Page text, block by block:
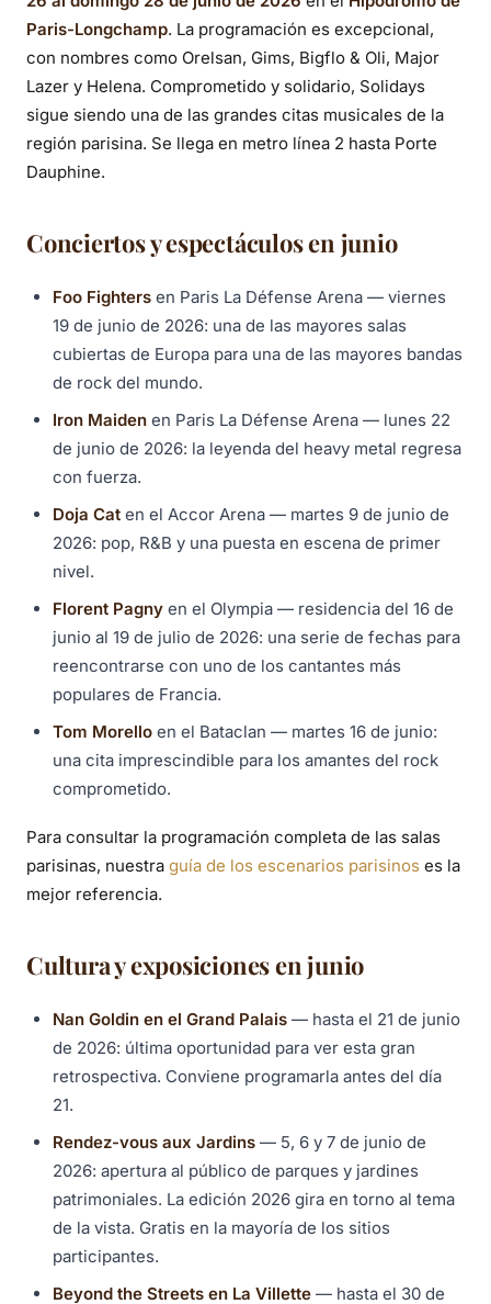
Paris-Longchamp. La programación es excepcional,
con nombres como Orelsan, Gims, Bigflo & Oli, Major
Lazer y Helena. Comprometido y solidario, Solidays
sigue siendo una de las grandes citas musicales de la
región parisina. Se llega en metro línea 2 hasta Porte
Dauphine.
Conciertos y espectáculos en junio
Foo Fighters en Paris La Défense Arena — viernes
19 de junio de 2026: una de las mayores salas
cubiertas de Europa para una de las mayores bandas
de rock del mundo.
Iron Maiden en Paris La Défense Arena — lunes 22
de junio de 2026: la leyenda del heavy metal regresa
con fuerza.
Doja Cat en el Accor Arena — martes 9 de junio de
2026: pop, R&B y una puesta en escena de primer
nivel.
Florent Pagny en el Olympia — residencia del 16 de
junio al 19 de julio de 2026: una serie de fechas para
reencontrarse con uno de los cantantes más
populares de Francia.
Tom Morello en el Bataclan — martes 16 de junio:
una cita imprescindible para los amantes del rock
comprometido.
Para consultar la programación completa de las salas
parisinas, nuestra guía de los escenarios parisinos es la
mejor referencia.
Cultura y exposiciones en junio
Nan Goldin en el Grand Palais — hasta el 21 de junio
de 2026: última oportunidad para ver esta gran
retrospectiva. Conviene programarla antes del día
21.
Rendez-vous aux Jardins — 5, 6 y 7 de junio de
2026: apertura al público de parques y jardines
patrimoniales. La edición 2026 gira en torno al tema
de la vista. Gratis en la mayoría de los sitios
participantes.
Beyond the Streets en La Villette — hasta el 30 de